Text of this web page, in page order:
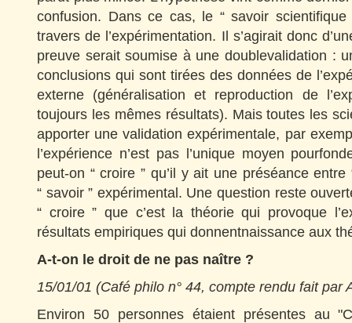
confusion. Dans ce cas, le “ savoir
travers de l’expérimentation. Il s’agirait donc
preuve serait soumise à une doublevalidation :
conclusions qui sont tirées des données de
externe (généralisation et reproduction de
toujours les mêmes résultats). Mais toutes les
apporter une validation expérimentale, par
l’expérience n’est pas l’unique moyen
peut-on “ croire ” qu’il y ait une préséance
“ savoir ” expérimental. Une question reste
“ croire ” que c’est la théorie qui provoque
résultats empiriques qui donnentnaissance aux
A-t-on le droit de ne pas naître ?
15/01/01 (Café philo n° 44, compte rendu fait par
Environ 50 personnes étaient présentes au